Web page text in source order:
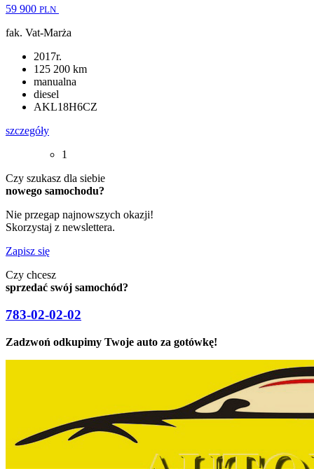
59 900 PLN
fak. Vat-Marża
2017r.
125 200 km
manualna
diesel
AKL18H6CZ
szczegóły
1
Czy szukasz dla siebie
nowego samochodu?
Nie przegap najnowszych okazji!
Skorzystaj z newslettera.
Zapisz się
Czy chcesz
sprzedać swój samochód?
783-02-02-02
Zadzwoń odkupimy Twoje auto za gotówkę!